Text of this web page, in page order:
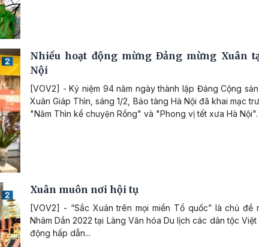
Nhiều hoạt động mừng Đảng mừng Xuân
Nội
[VOV2] - Kỷ niệm 94 năm ngày thành lập Đảng Cộng
Xuân Giáp Thìn, sáng 1/2, Bảo tàng Hà Nội đã khai mạc
"Năm Thìn kể chuyện Rồng" và "Phong vị tết xưa Hà Nội".
Xuân muôn nơi hội tụ
[VOV2] - “Sắc Xuân trên mọi miền Tổ quốc” là chủ đề
Nhâm Dần 2022 tại Làng Văn hóa Du lịch các dân tộc
động hấp dẫn...